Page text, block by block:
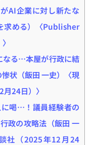
AI企業に対し新たな
求める）〈Publisher
なる…本屋が行政に結
状（飯田 一史）〈現
24日）〉
に喝…！議員経験者の
政の攻略法（飯田 一
社（2025年12月24